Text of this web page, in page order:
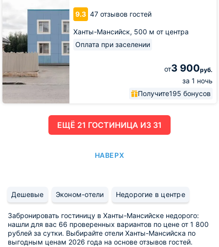
9.3 47 отзывов гостей
Ханты-Мансийск, 500 м от центра
Оплата при заселении
от3 900руб.
за 1 ночь
Получите195 бонусов
ЕЩË 21 ГОСТИНИЦА ИЗ 31
НАВЕРХ
Дешевые Эконом-отели Недорогие в центре
Забронировать гостиницу в Ханты-Мансийске недорого:
нашли для вас 66 проверенных вариантов по цене от 1 800
рублей за сутки. Выбирайте отели Ханты-Мансийска по
выгодным ценам 2026 года на основе отзывов гостей.